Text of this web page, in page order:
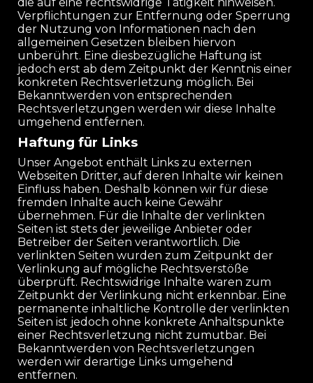
Verpflichtungen zur Entfernung oder Sperrung
der Nutzung von Informationen nach den
allgemeinen Gesetzen bleiben hiervon
unberührt. Eine diesbezügliche Haftung ist
jedoch erst ab dem Zeitpunkt der Kenntnis einer
konkreten Rechtsverletzung möglich. Bei
Bekanntwerden von entsprechenden
Rechtsverletzungen werden wir diese Inhalte
umgehend entfernen.
Haftung für Links
Unser Angebot enthält Links zu externen
Webseiten Dritter, auf deren Inhalte wir keinen
Einfluss haben. Deshalb können wir für diese
fremden Inhalte auch keine Gewähr
übernehmen. Für die Inhalte der verlinkten
Seiten ist stets der jeweilige Anbieter oder
Betreiber der Seiten verantwortlich. Die
verlinkten Seiten wurden zum Zeitpunkt der
Verlinkung auf mögliche Rechtsverstöße
überprüft. Rechtswidrige Inhalte waren zum
Zeitpunkt der Verlinkung nicht erkennbar. Eine
permanente inhaltliche Kontrolle der verlinkten
Seiten ist jedoch ohne konkrete Anhaltspunkte
einer Rechtsverletzung nicht zumutbar. Bei
Bekanntwerden von Rechtsverletzungen
werden wir derartige Links umgehend
entfernen.